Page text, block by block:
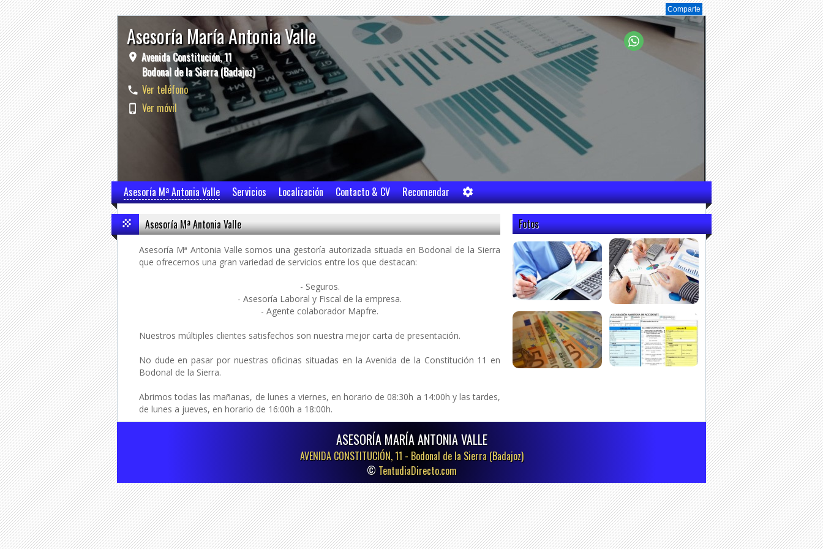
Comparte
Asesoría María Antonia Valle
Avenida Constitución, 11
Bodonal de la Sierra (Badajoz)
Ver teléfono
Ver móvil
Asesoría Mª Antonia Valle Servicios Localización Contacto & CV Recomendar
Asesoría Mª Antonia Valle
Asesoría Mª Antonia Valle somos una gestoría autorizada situada en Bodonal de la Sierra
que ofrecemos una gran variedad de servicios entre los que destacan:
- Seguros.
- Asesoría Laboral y Fiscal de la empresa.
- Agente colaborador Mapfre.
Nuestros múltiples clientes satisfechos son nuestra mejor carta de presentación.
No dude en pasar por nuestras oficinas situadas en la Avenida de la Constitución 11 en
Bodonal de la Sierra.
Abrimos todas las mañanas, de lunes a viernes, en horario de 08:30h a 14:00h y las tardes,
de lunes a jueves, en horario de 16:00h a 18:00h.
Fotos
ASESORÍA MARÍA ANTONIA VALLE
AVENIDA CONSTITUCIÓN, 11 - Bodonal de la Sierra (Badajoz)
© TentudiaDirecto.com